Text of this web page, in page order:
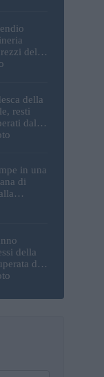
del
della
resti
dal
in una
di
della
dal